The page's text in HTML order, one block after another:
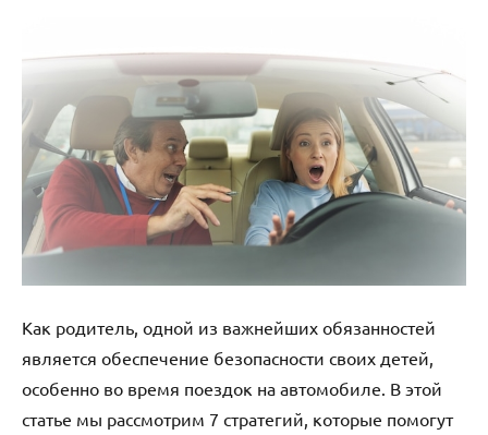
Как родитель, одной из важнейших обязанностей
является обеспечение безопасности своих детей,
особенно во время поездок на автомобиле. В этой
статье мы рассмотрим 7 стратегий, которые помогут